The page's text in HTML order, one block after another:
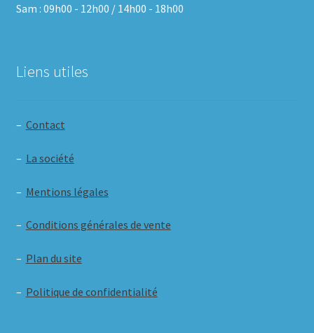
Sam : 09h00 - 12h00 / 14h00 - 18h00
Liens utiles
– Contact
– La société
– Mentions légales
– Conditions générales de vente
– Plan du site
– Politique de confidentialité